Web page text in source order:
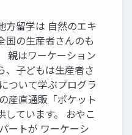
⽅留学は ⾃然のエキ
国の⽣産者さんのも
親はワーケーション
、⼦どもは⽣産者さ
ついて学ぶプログラ
産直通販「ポケット
しています。 おやこ
ートが ワーケーシ